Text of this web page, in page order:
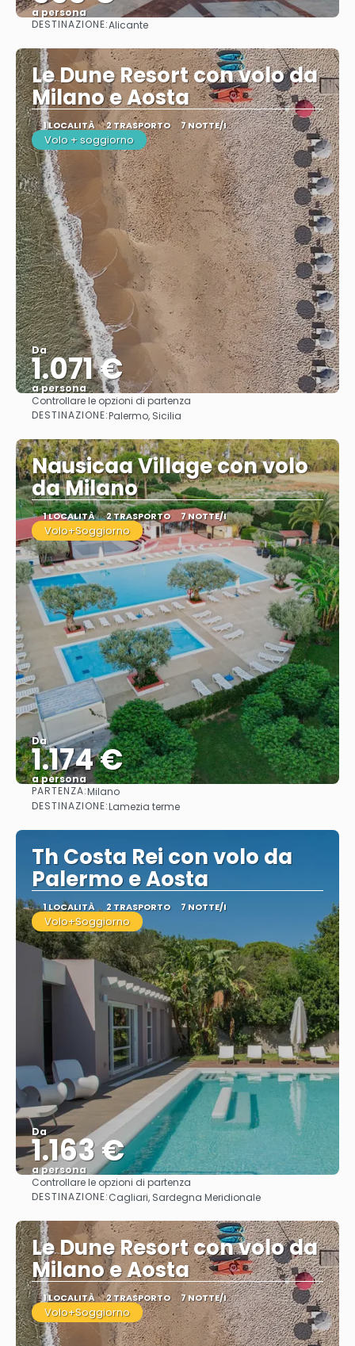
a persona
DESTINAZIONE:Alicante
Le Dune Resort con volo da
Milano e Aosta
1 LOCALITÀ 2 TRASPORTO 7 NOTTE/I
Volo + soggiorno
Da
1.071 €
a persona
Vedere
Controllare le opzioni di partenza
DESTINAZIONE:Palermo, Sicilia
Nausicaa Village con volo
da Milano
1 LOCALITÀ 2 TRASPORTO 7 NOTTE/I
Volo+Soggiorno
Da
1.174 €
a persona
PARTENZA:Milano
DESTINAZIONE:Lamezia terme
Th Costa Rei con volo da
Palermo e Aosta
1 LOCALITÀ 2 TRASPORTO 7 NOTTE/I
Volo+Soggiorno
Da
1.163 €
a persona
Vedere
Controllare le opzioni di partenza
DESTINAZIONE:Cagliari, Sardegna Meridionale
Le Dune Resort con volo da
Milano e Aosta
1 LOCALITÀ 2 TRASPORTO 7 NOTTE/I
Volo+Soggiorno